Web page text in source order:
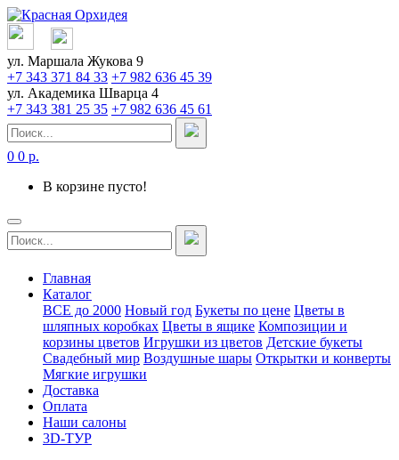
ул. Маршала Жукова 9
+7 343 371 84 33 +7 982 636 45 39
ул. Академика Шварца 4
+7 343 381 25 35 +7 982 636 45 61
0 0 р.
В корзине пусто!
Главная
Каталог
ВСЕ до 2000 Новый год Букеты по цене Цветы в
шляпных коробках Цветы в ящике Композиции и
корзины цветов Игрушки из цветов Детские букеты
Свадебный мир Воздушные шары Открытки и конверты
Мягкие игрушки
Доставка
Оплата
Наши салоны
3D-ТУР